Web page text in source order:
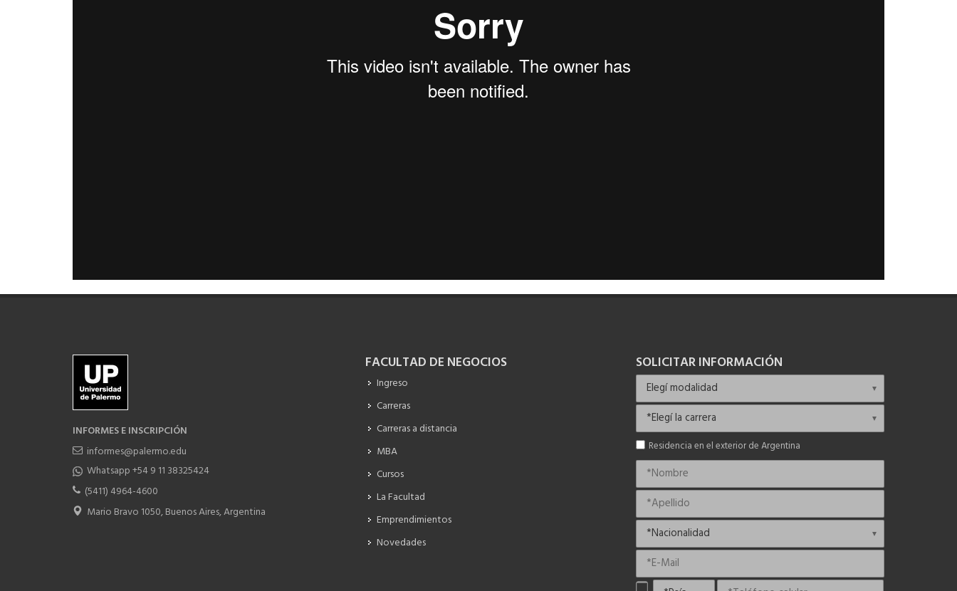
INFORMES E INSCRIPCIÓN
informes@palermo.edu
Whatsapp +54 9 11 38325424
(5411) 4964-4600
Mario Bravo 1050, Buenos Aires, Argentina
FACULTAD DE NEGOCIOS
Ingreso
Carreras
Carreras a distancia
MBA
Cursos
La Facultad
Emprendimientos
Novedades
SOLICITAR INFORMACIÓN
Residencia en el exterior de Argentina